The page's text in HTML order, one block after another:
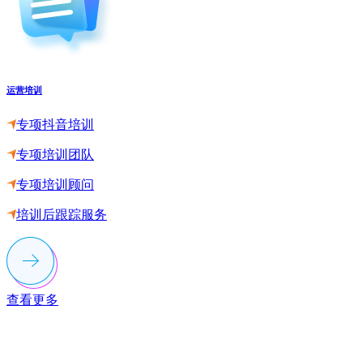
运营培训
专项抖音培训
专项培训团队
专项培训顾问
培训后跟踪服务
查看更多